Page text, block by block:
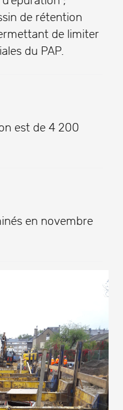
de rétention
de limiter
du PAP.
est de 4 200
en novembre